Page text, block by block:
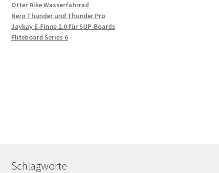
Otter Bike Wasserfahrrad
Nero Thunder und Thunder Pro
Jaykay E-Finne 2.0 für SUP-Boards
Fliteboard Series 6
Schlagworte